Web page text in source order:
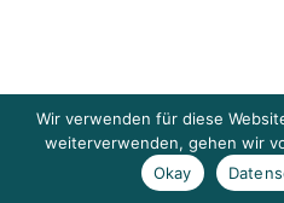
Wir verwenden für diese
weiterverwenden, gehen wir
Okay